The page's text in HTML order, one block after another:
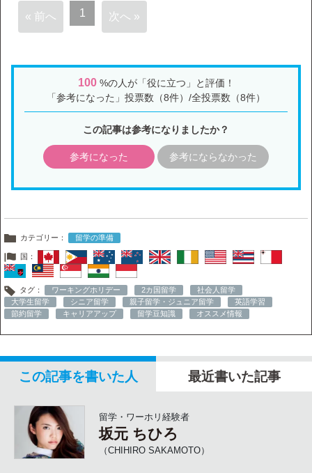
« 前へ 1 次へ »
100%の人が「役に立つ」と評価！
「参考になった」投票数（8件）/全投票数（8件）
この記事は参考になりましたか？
参考になった 参考にならなかった
カテゴリー： 留学の準備
国：
タグ： ワーキングホリデー 2カ国留学
社会人留学
大学生留学
シニア留学 親子留学・ジュニア留学
英語学習
節約留学
キャリアアップ 留学豆知識 オススメ情報
この記事を書いた人 最近書いた記事
留学・ワーホリ経験者
坂元 ちひろ
（CHIHIRO SAKAMOTO）